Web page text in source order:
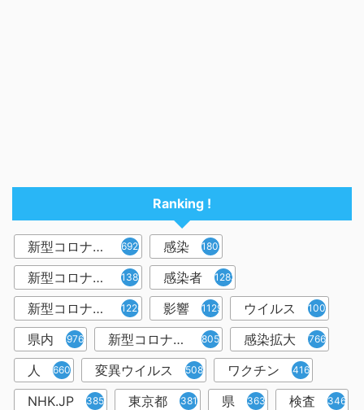
Ranking !
新型コロナウイルス 6921 感染 1809
新型コロナウィルス 1382 感染者 1283
新型コロナウイルス感染症 1226 影響 1129 ウイルス 1001
県内 976 新型コロナウイルス感染 805 感染拡大 766
人 660 変異ウイルス 508 ワクチン 416
NHK.JP 385 東京都 381 県 363 検査 346